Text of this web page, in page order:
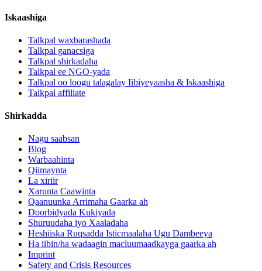
Iskaashiga
Talkpal waxbarashada
Talkpal ganacsiga
Talkpal shirkadaha
Talkpal ee NGO-yada
Talkpal oo loogu talagalay Iibiyeyaasha & Iskaashiga
Talkpal affiliate
Shirkadda
Nagu saabsan
Blog
Warbaahinta
Qiimaynta
La xiriir
Xarunta Caawinta
Qaanuunka Arrimaha Gaarka ah
Doorbidyada Kukiyada
Shuruudaha iyo Xaaladaha
Heshiiska Ruqsadda Isticmaalaha Ugu Dambeeya
Ha iibin/ha wadaagin macluumaadkayga gaarka ah
Imprint
Safety and Crisis Resources